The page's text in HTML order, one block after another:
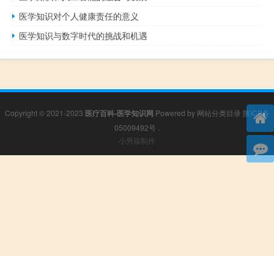
医学知识对个人健康责任的意义
医学知识与数字时代的挑战和机遇
Copyright © 2021-2023 医疗百科-医学知识网 Powered by 网站分类目录 陕ICP备
05009492号
小男孩制作